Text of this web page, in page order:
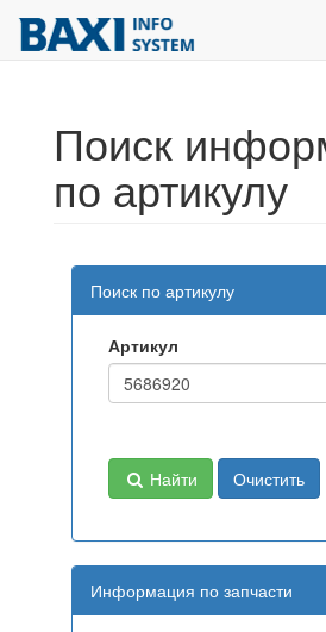
Поиск
по артикулу
Поиск по артикулу
Артикул
Найти Очистить
Информация по запчасти